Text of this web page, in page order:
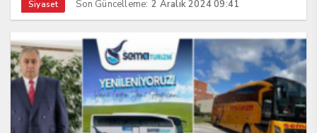
Siyaset Son Güncelleme: 2 Aralık 2024 09:41